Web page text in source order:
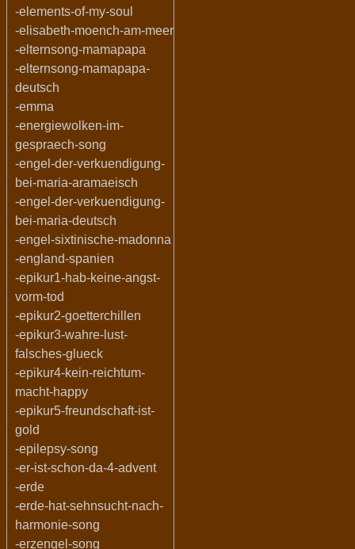
-elements-of-my-soul
-elisabeth-moench-am-meer
-elternsong-mamapapa
-elternsong-mamapapa-
deutsch
-emma
-energiewolken-im-
gespraech-song
-engel-der-verkuendigung-
bei-maria-aramaeisch
-engel-der-verkuendigung-
bei-maria-deutsch
-engel-sixtinische-madonna
-england-spanien
-epikur1-hab-keine-angst-
vorm-tod
-epikur2-goetterchillen
-epikur3-wahre-lust-
falsches-glueck
-epikur4-kein-reichtum-
macht-happy
-epikur5-freundschaft-ist-
gold
-epilepsy-song
-er-ist-schon-da-4-advent
-erde
-erde-hat-sehnsucht-nach-
harmonie-song
-erzengel-song